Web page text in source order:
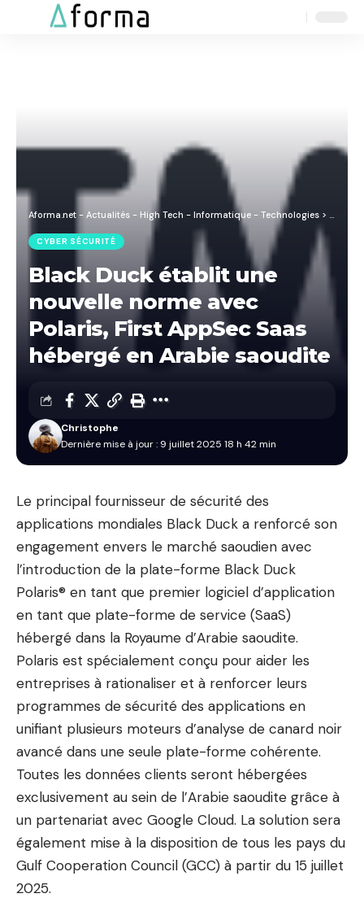
Aforma.net - Actualités - High Tech - Informatique - Technologies > Blog
CYBER SÉCURITÉ
Black Duck établit une
nouvelle norme avec
Polaris, First AppSec Saas
hébergé en Arabie saoudite
Dernière mise à jour : 9 juillet 2025 18 h 42 min
Christophe
Le principal fournisseur de sécurité des
applications mondiales Black Duck a renforcé son
engagement envers le marché saoudien avec
l’introduction de la plate-forme Black Duck
Polaris® en tant que premier logiciel d’application
en tant que plate-forme de service (SaaS)
hébergé dans la Royaume d’Arabie saoudite.
Polaris est spécialement conçu pour aider les
entreprises à rationaliser et à renforcer leurs
programmes de sécurité des applications en
unifiant plusieurs moteurs d’analyse de canard noir
avancé dans une seule plate-forme cohérente.
Toutes les données clients seront hébergées
exclusivement au sein de l’Arabie saoudite grâce à
un partenariat avec Google Cloud. La solution sera
également mise à la disposition de tous les pays du
Gulf Cooperation Council (GCC) à partir du 15 juillet
2025.